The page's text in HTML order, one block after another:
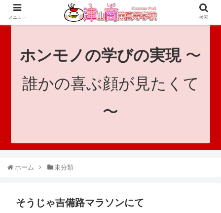
since 1921｜地域と共に未来へつなげ！｜Tsuyama Commercial High School
ホンモノの学びの実現〜
誰かの喜ぶ顔が見たくて
〜
ホーム 未分類
そうじゃ吉備路マラソンにて
メニュー 検索